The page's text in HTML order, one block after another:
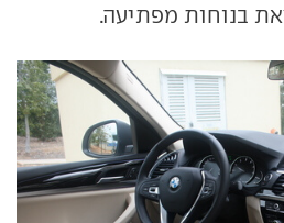
בנוחות מפתיעה.